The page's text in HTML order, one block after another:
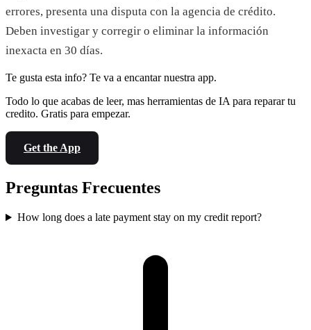
errores, presenta una disputa con la agencia de crédito.
Deben investigar y corregir o eliminar la información
inexacta en 30 días.
Te gusta esta info? Te va a encantar nuestra app.
Todo lo que acabas de leer, mas herramientas de IA para reparar tu
credito. Gratis para empezar.
Get the App
Preguntas Frecuentes
How long does a late payment stay on my credit report?